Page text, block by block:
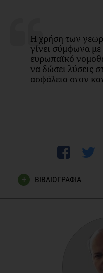
Η χρήση των
γίνει σύμφωνα με
ευρωπαϊκό
να δώσει λύσεις
ασφάλεια στον
ΒΙΒΛΙΟΓΡΑΦΙΑ
Katagi T (2010)
metabolism of pesticides